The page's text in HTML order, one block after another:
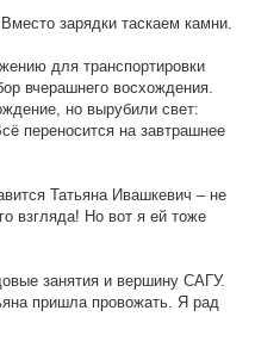
зарядки таскаем камни.
для транспортировки
вчерашнего восхождения.
но вырубили свет:
переносится на завтрашнее
Татьяна Ивашкевич – не
взгляда! Но вот я ей тоже
занятия и вершину САГУ.
пришла провожать. Я рад